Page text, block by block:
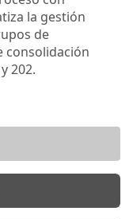
la gestión
de
consolidación
202.